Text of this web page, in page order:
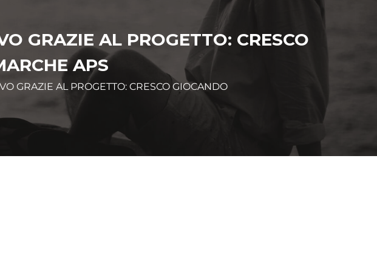
GRAZIE AL PROGETTO: CRESCO
APS
GRAZIE AL PROGETTO: CRESCO GIOCANDO